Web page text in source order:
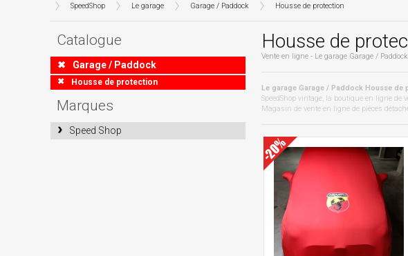
SpeedShop Le garage Garage / Paddock Housse de protection
Catalogue
Garage / Paddock
Housse de protection
Marques
Speed Shop
Housse de
Vente en ligne - Le garage Garage /
Le garage Garage / Paddock Housse
SpeedShop vintage, la boutique en ligne
Magasin de vente en ligne de pièces